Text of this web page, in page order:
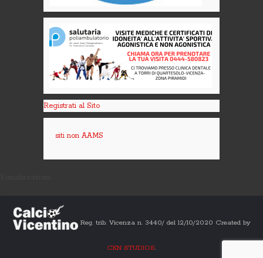
Registrati al Sito
siti non AAMS
Reg. trib. Vicenza n. 3440/ del 12/10/2020 Created by
CKN STUDIOS.